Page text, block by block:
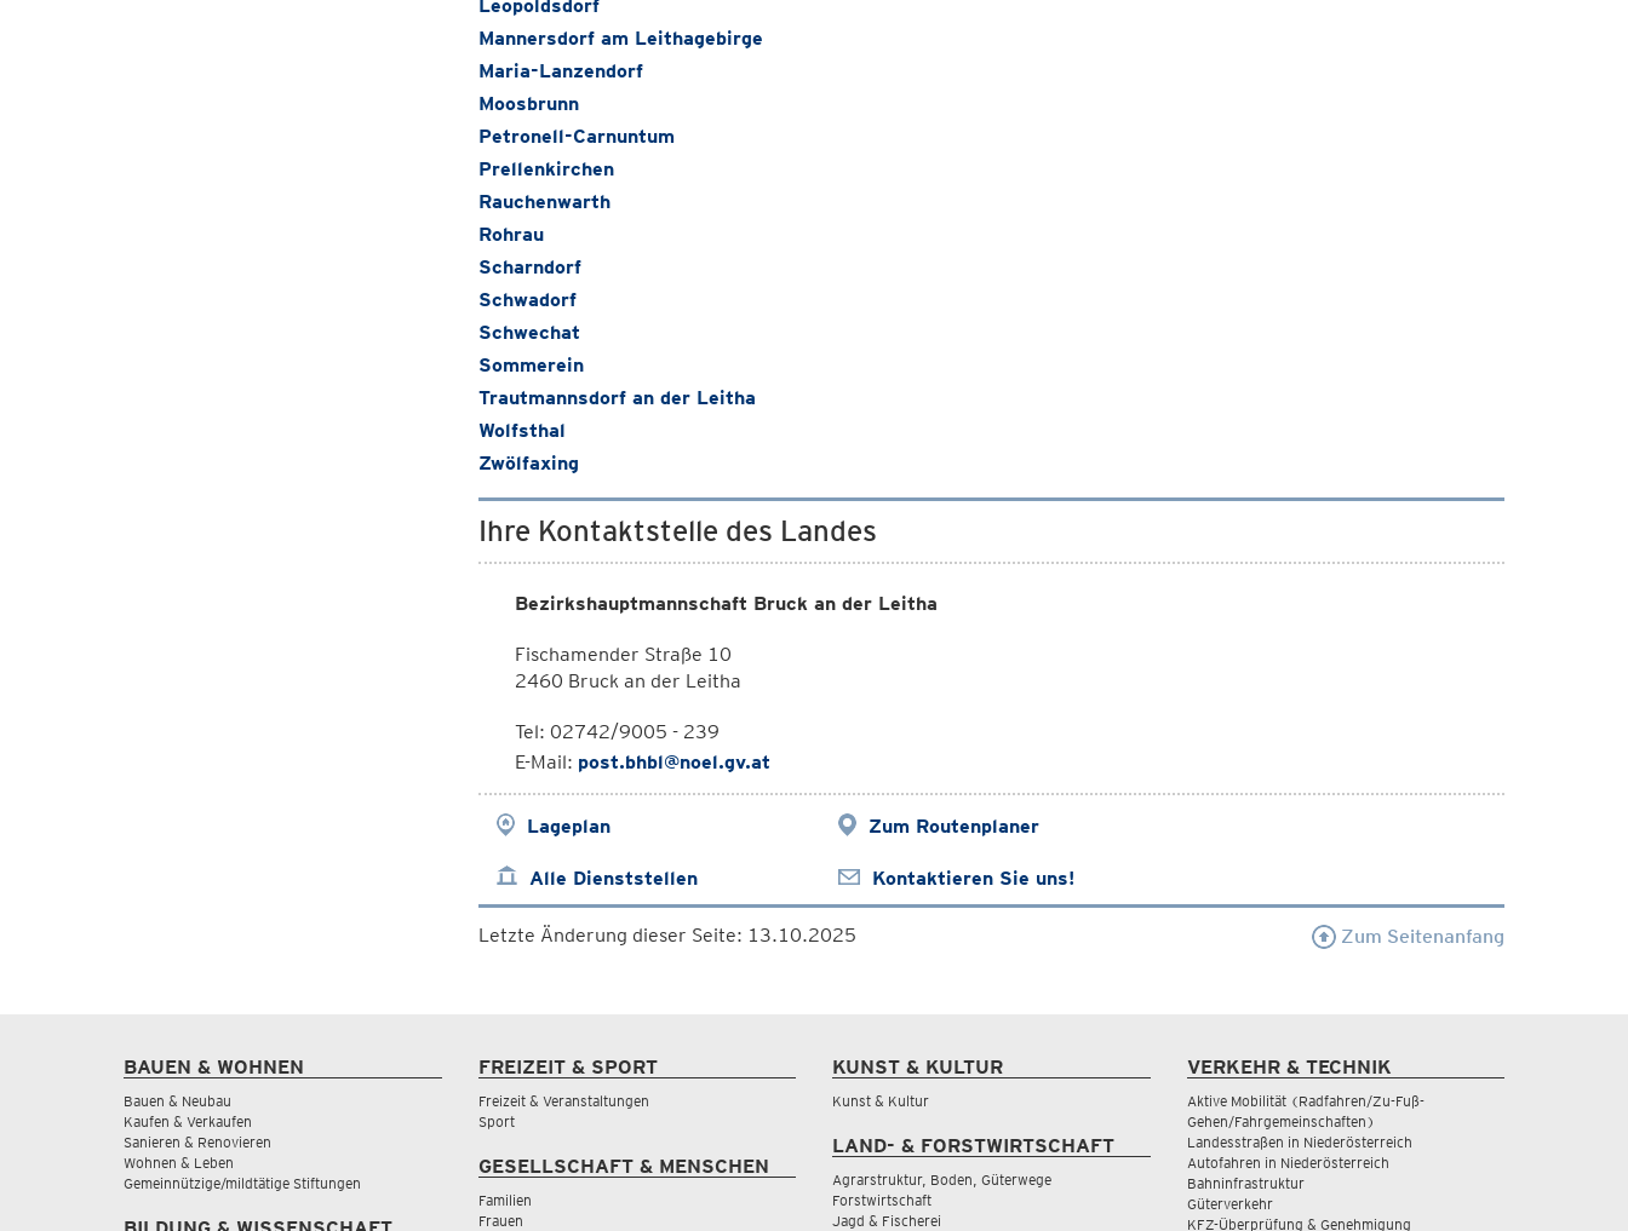
Leopoldsdorf
Mannersdorf am Leithagebirge
Maria-Lanzendorf
Moosbrunn
Petronell-Carnuntum
Prellenkirchen
Rauchenwarth
Rohrau
Scharndorf
Schwadorf
Schwechat
Sommerein
Trautmannsdorf an der Leitha
Wolfsthal
Zwölfaxing
Ihre Kontaktstelle des Landes
Bezirkshauptmannschaft Bruck an der Leitha
Fischamender Straße 10
2460 Bruck an der Leitha
Tel: 02742/9005 - 239
E-Mail: post.bhbl@noel.gv.at
Lageplan Zum Routenplaner
Alle Dienststellen Kontaktieren Sie uns!
Letzte Änderung dieser Seite: 13.10.2025 Zum Seitenanfang
BAUEN & WOHNEN
Bauen & Neubau
Kaufen & Verkaufen
Sanieren & Renovieren
Wohnen & Leben
Gemeinnützige/mildtätige Stiftungen
FREIZEIT & SPORT
Freizeit & Veranstaltungen
Sport
GESELLSCHAFT & MENSCHEN
Familien
Frauen
KUNST & KULTUR
Kunst & Kultur
LAND- & FORSTWIRTSCHAFT
Agrarstruktur, Boden, Güterwege
Forstwirtschaft
Jagd & Fischerei
VERKEHR & TECHNIK
Aktive Mobilität (Radfahren/Zu-Fuß-
Gehen/Fahrgemeinschaften)
Landesstraßen in Niederösterreich
Autofahren in Niederösterreich
Bahninfrastruktur
Güterverkehr
KFZ-Überprüfung & Genehmigung